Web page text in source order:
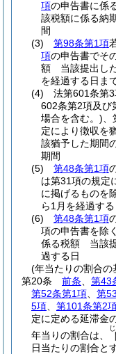
項の申告書に係
該税額に係る納
間
(3)
第98条第1項
項の申告書でそ
額 当該提出し
を経過する日ま
(4)
法第601条第
602条第2項及び
場合を含む。)
定により徴収を
該猶予した期間
期間
(5)
第48条第1項
は第31項の規定
に掲げるものを
ら1月を経過する
(6)
第48条第1項
項の申告書を除
係る税額 当該
過する日
(年当たりの割合の
第20条
前条 第43
第52条第1項
第
5項
第101条第2
定に定める延滞金
年当りの割合は、
日当たりの割合と